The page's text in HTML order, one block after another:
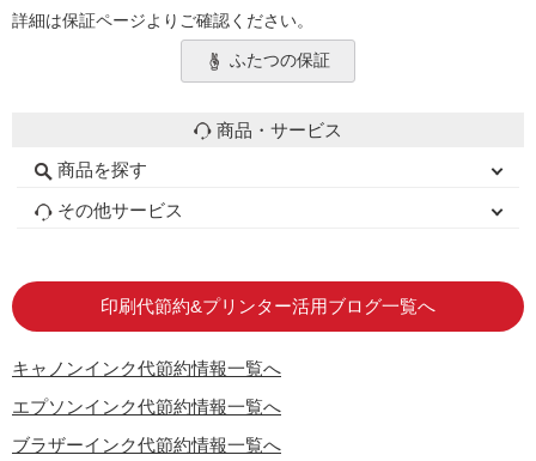
詳細は保証ページよりご確認ください。
ふたつの保証
商品・サービス
商品を探す
初心者用セット
キャノンインク
エプソンインク
ブラザーインク
詰め替えインク
互換インクボトル
互換インクカートリッジ
再生インクカートリッジ
トナーカートリッジ
その他サービス
印刷代節約&プリンター活用ブログ一覧へ
キャノンインク代節約情報一覧へ
エプソンインク代節約情報一覧へ
ブラザーインク代節約情報一覧へ